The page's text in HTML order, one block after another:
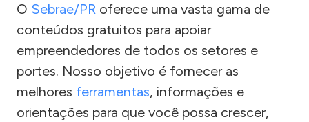
O Sebrae/PR oferece uma vasta gama de
conteúdos gratuitos para apoiar
empreendedores de todos os setores e
portes. Nosso objetivo é fornecer as
melhores ferramentas, informações e
orientações para que você possa crescer,